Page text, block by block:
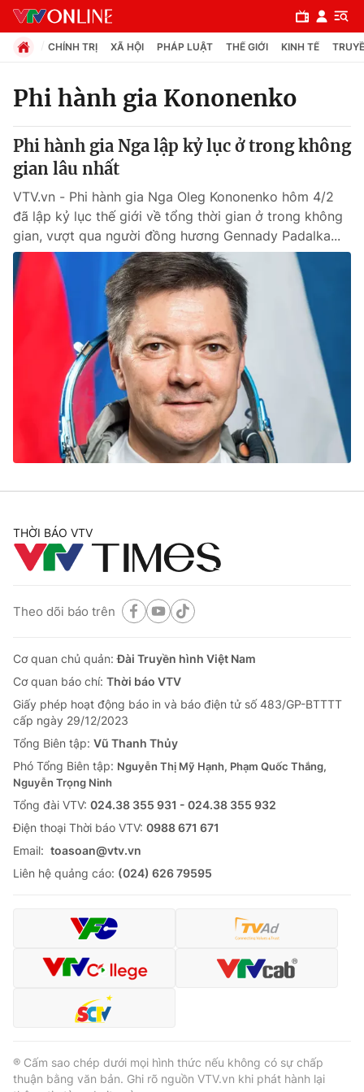
Chuyên mục
Chính trị
Xã hội
Pháp luật
Y tế
Thế giới đó đây
Câu chuyện quốc tế
Kinh tế
Tài chính
Thị trường
Góc doanh nghiệp
Dữ liệu và đời sống
Truyền hình
Phim VTV
Hậu trường
Giải sao mai
Giải trí
Điện ảnh
Âm nhạc
Du lịch
Làm đẹp
Chất lượng cuộc sống
Tuyển sinh
Học trực tuyến
Công nghệ
Hitech Công nghệ tương lai
Sản phẩm
Thị trường
Tư vấn
Giao lưu trực tuyến
Lịch phát sóng
Chuyên mục khác
Emagazine Podcast
Video Shorts video
VTV Money
VTV Sức khoẻ Bất động sản
CHÍNH TRỊ XÃ HỘI PHÁP LUẬT THẾ GIỚI KINH TẾ
Phi hành gia Kononenko
Phi hành gia Nga lập kỷ lục ở trong không
gian lâu nhất
VTV.vn - Phi hành gia Nga Oleg Kononenko hôm 4/2
đã lập kỷ lục thế giới về tổng thời gian ở trong không
gian, vượt qua người đồng hương Gennady Padalka...
THỜI BÁO VTV
Theo dõi báo trên
Cơ quan chủ quản:Đài Truyền hình Việt Nam
Cơ quan báo chí: Thời báo VTV
Giấy phép hoạt động báo in và báo điện tử số 483/GP-BTTTT
cấp ngày 29/12/2023
Tổng Biên tập: Vũ Thanh Thủy
Phó Tổng Biên tập: Nguyễn Thị Mỹ Hạnh, Phạm Quốc Thắng,
Nguyễn Trọng Ninh
Tổng đài VTV: 024.38 355 931 - 024.38 355 932
Ðiện thoại Thời báo VTV: 0988 671 671
Email: toasoan@vtv.vn
Liên hệ quảng cáo: (024) 626 79595
® Cấm sao chép dưới mọi hình thức nếu không có sự chấp
thuận bằng văn bản. Ghi rõ nguồn VTV.vn khi phát hành lại